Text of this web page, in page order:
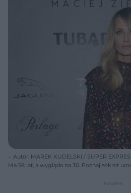
Autor: MAREK KUDELSKI / SUPER
Grzelak w lekach
Ma 58 lat, a wygląda na 30. Poznaj sekret